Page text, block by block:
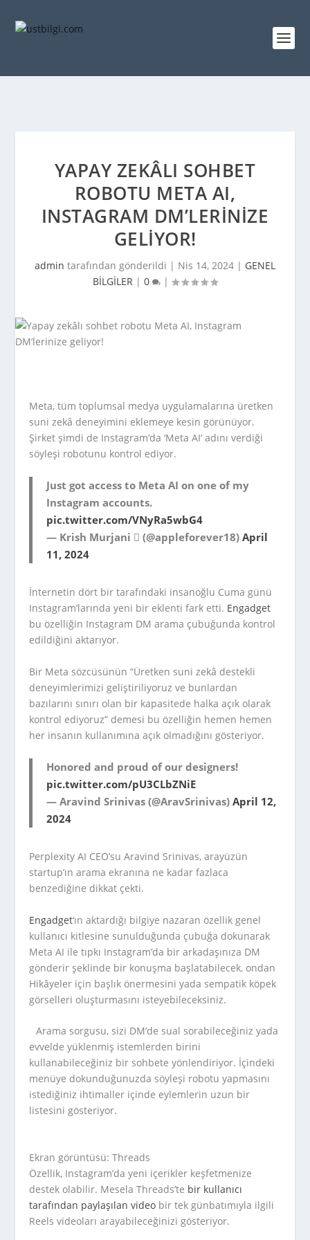
YAPAY ZEKÂLI SOHBET
ROBOTU META AI,
INSTAGRAM DM’LERINIZE
GELIYOR!
admin tarafından gönderildi | Nis 14, 2024 | GENEL
BİLGİLER | 0 |
Meta, tüm toplumsal medya uygulamalarına üretken
suni zekâ deneyimini eklemeye kesin görünüyor.
Şirket şimdi de Instagram’da ‘Meta AI’ adını verdiği
söyleşi robotunu kontrol ediyor.
Just got access to Meta AI on one of my
Instagram accounts.
pic.twitter.com/VNyRa5wbG4
— Krish Murjani  (@appleforever18)April
11, 2024
İnternetin dört bir tarafındaki insanoğlu Cuma günü
Instagram’larında yeni bir eklenti fark etti. Engadget
bu özelliğin Instagram DM arama çubuğunda kontrol
edildiğini aktarıyor.
Bir Meta sözcüsünün “Üretken suni zekâ destekli
deneyimlerimizi geliştiriliyoruz ve bunlardan
bazılarını sınırı olan bir kapasitede halka açık olarak
kontrol ediyoruz” demesi bu özelliğin hemen hemen
her insanın kullanımına açık olmadığını gösteriyor.
Honored and proud of our designers!
pic.twitter.com/pU3CLbZNiE
— Aravind Srinivas (@AravSrinivas)April 12,
2024
Perplexity AI CEO’su Aravind Srinivas, arayüzün
startup’ın arama ekranına ne kadar fazlaca
benzediğine dikkat çekti.
Engadget‘ın aktardığı bilgiye nazaran özellik genel
kullanıcı kitlesine sunulduğunda çubuğa dokunarak
Meta AI ile tıpkı Instagram’da bir arkadaşınıza DM
gönderir şeklinde bir konuşma başlatabilecek, ondan
Hikâyeler için başlık önermesini yada sempatik köpek
görselleri oluşturmasını isteyebileceksiniz.
Arama sorgusu, sizi DM’de sual sorabileceğiniz yada
evvelde yüklenmiş istemlerden birini
kullanabileceğiniz bir sohbete yönlendiriyor. İçindeki
menüye dokunduğunuzda söyleşi robotu yapmasını
istediğiniz ihtimaller içinde eylemlerin uzun bir
listesini gösteriyor.
Ekran görüntüsü: Threads
Özellik, Instagram’da yeni içerikler keşfetmenize
destek olabilir. Mesela Threads’te bir kullanıcı
tarafından paylaşılan video bir tek günbatımıyla ilgili
Reels videoları arayabileceğinizi gösteriyor.